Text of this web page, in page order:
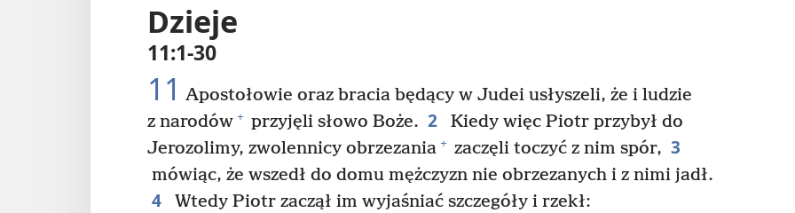
Dzieje
11:1-30
11 Apostołowie oraz bracia będący w Judei usłyszeli, że i ludzie
z narodów + przyjęli słowo Boże. 2
Kiedy więc Piotr przybył do
Jerozolimy, zwolennicy obrzezania + zaczęli toczyć z nim spór, 3
mówiąc, że wszedł do domu mężczyzn nie obrzezanych i z nimi jadł.
4 Wtedy Piotr zaczął im wyjaśniać szczegóły i rzekł: